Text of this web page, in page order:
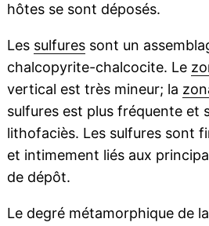
hôtes se sont déposés.
Les sulfuressont un
chalcopyrite-chalcocite. Le
vertical est très mineur; la
sulfures est plus fréquente et
lithofaciès. Les sulfures sont
et intimement liés aux
de dépôt.
Le degré métamorphique de